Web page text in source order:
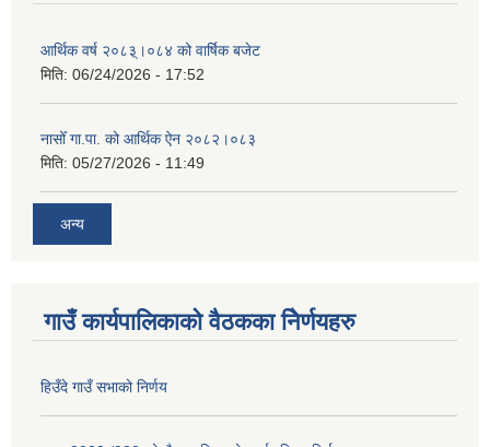
आर्थिक वर्ष २०८३्।०८४ को वार्षिक बजेट
मिति: 06/24/2026 - 17:52
नासोँ गा.पा. को आर्थिक ऐन २०८२।०८३
मिति: 05/27/2026 - 11:49
अन्य
गाउँ कार्यपालिकाको वैठकका निेर्णयहरु
हिउँदे गाउँ सभाको निर्णय